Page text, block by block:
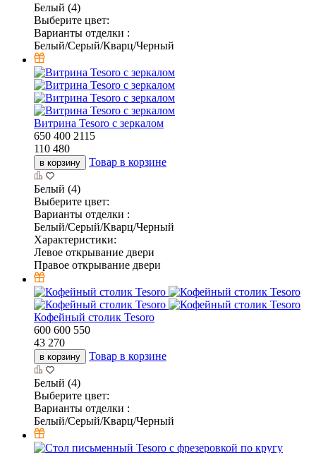
Белый (4)
Выберите цвет:
Варианты отделки :
Белый/Серый/Кварц/Черный
Витрина Tesoro с зеркалом
650 400 2115
110 480
в корзину Товар в корзине
Белый (4)
Выберите цвет:
Варианты отделки :
Белый/Серый/Кварц/Черный
Характеристики:
Левое открывание двери
Правое открывание двери
Кофейный столик Tesoro
600 600 550
43 270
в корзину Товар в корзине
Белый (4)
Выберите цвет:
Варианты отделки :
Белый/Серый/Кварц/Черный